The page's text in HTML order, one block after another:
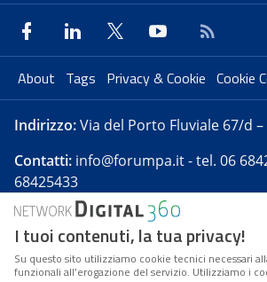
About Tags Privacy & Cookie Cookie
Indirizzo:Via del Porto Fluviale 67/d –
Contatti: info@forumpa.it- tel. 06
68425433
Forumpa.itè una pubblicazione
presso Registro della stampa del
Reg. n. 182 del 2 maggio 2008 -
I tuoi contenuti, la tua privacy!
Su questo sito utilizziamo cookie tecnici necessari
funzionali all’erogazione del servizio. Utilizziamo i